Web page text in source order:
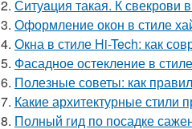
2. Ситуaция такая. К свекрови
3. Оформление окон в стиле
4. Окна в стиле Hi-Tech: как
5. Фасадное остекление в
6. Полезные советы: как
7. Какие архитектурные стили
8. Полный гид по посадке